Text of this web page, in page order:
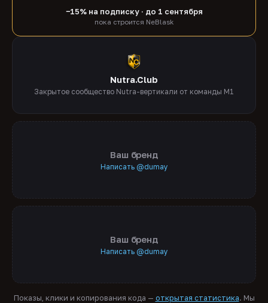
−15% на подписку · до 1 сентября
пока строится NeBlask
Nutra.Club
Закрытое сообщество Nutra-вертикали от команды M1
Ваш бренд
Написать @dumay
Ваш бренд
Написать @dumay
Показы, клики и копирования кода — открытая статистика. Мы